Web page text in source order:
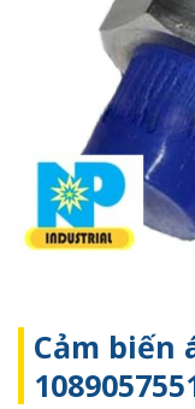
Cảm biến